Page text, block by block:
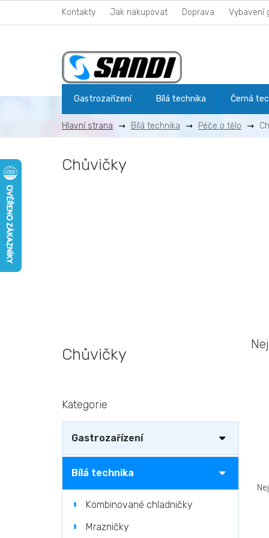
obsah
Kontakty Jak nakupovat Doprava Vybavení
Gastrozařízení Bílá technika Černá
Bílá technika Péče o tělo
Chůvičky
Chůvičky
o
s
a
n
Přeskočit
Kategorie
Gastrozařízení
Bílá technika
Kombinované chladničky
Mrazničky